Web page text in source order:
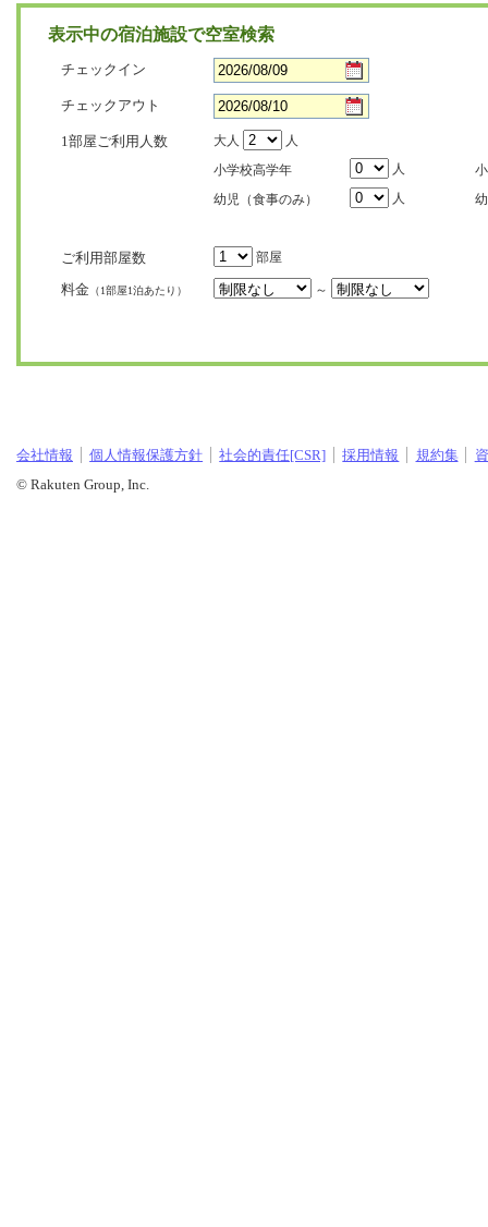
表示中の宿泊施設で空室検索
チェックイン
チェックアウト
1部屋ご利用人数 大人
人
小学校高学年
人
幼児（食事のみ）
人
ご利用部屋数 部屋
料金 （1部屋1泊あたり） ～
会社情報 個人情報保護方針 社会的責任[CSR] 採用情報 規約集
© Rakuten Group, Inc.